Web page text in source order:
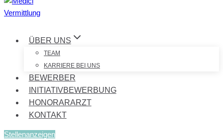
ÜBER UNS
TEAM
KARRIERE BEI UNS
BEWERBER
INITIATIVBEWERBUNG
HONORARARZT
KONTAKT
Stellenanzeigen